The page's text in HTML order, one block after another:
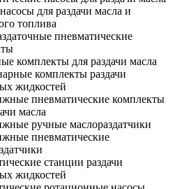
для раздачи масла и
топлива
пневматические
комплекты для раздачи масла
комплекты раздачи
жидкостей
пневматические комплекты
масла
ручные маслораздатчики
пневматические
станции раздачи
жидкостей